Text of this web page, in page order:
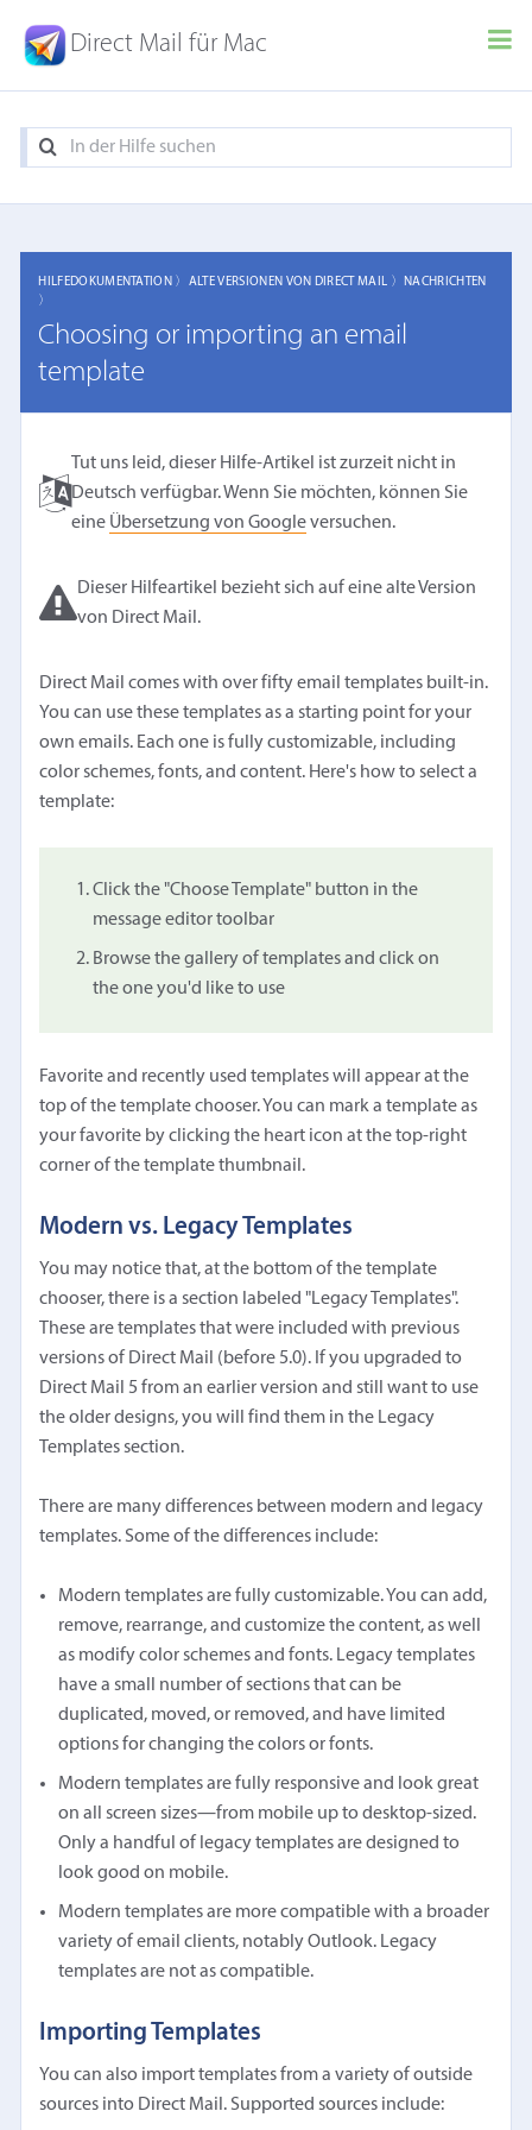
Direct Mail für Mac
HILFEDOKUMENTATION 〉 ALTE VERSIONEN VON DIRECT MAIL 〉 NACHRICHTEN
〉
Choosing or importing an email
template
Tut uns leid, dieser Hilfe-Artikel ist zurzeit nicht in
Deutsch verfügbar. Wenn Sie möchten, können Sie
eine Übersetzung von Googleversuchen.
Dieser Hilfeartikel bezieht sich auf eine alte Version
von Direct Mail.
Direct Mail comes with over fifty email templates built-in.
You can use these templates as a starting point for your
own emails. Each one is fully customizable, including
color schemes, fonts, and content. Here's how to select a
template:
Click the "Choose Template" button in the
message editor toolbar
Browse the gallery of templates and click on
the one you'd like to use
Favorite and recently used templates will appear at the
top of the template chooser. You can mark a template as
your favorite by clicking the heart icon at the top-right
corner of the template thumbnail.
Modern vs. Legacy Templates
You may notice that, at the bottom of the template
chooser, there is a section labeled "Legacy Templates".
These are templates that were included with previous
versions of Direct Mail (before 5.0). If you upgraded to
Direct Mail 5 from an earlier version and still want to use
the older designs, you will find them in the Legacy
Templates section.
There are many differences between modern and legacy
templates. Some of the differences include:
Modern templates are fully customizable. You can add,
remove, rearrange, and customize the content, as well
as modify color schemes and fonts. Legacy templates
have a small number of sections that can be
duplicated, moved, or removed, and have limited
options for changing the colors or fonts.
Modern templates are fully responsive and look great
on all screen sizes—from mobile up to desktop-sized.
Only a handful of legacy templates are designed to
look good on mobile.
Modern templates are more compatible with a broader
variety of email clients, notably Outlook. Legacy
templates are not as compatible.
Importing Templates
You can also import templates from a variety of outside
sources into Direct Mail. Supported sources include: